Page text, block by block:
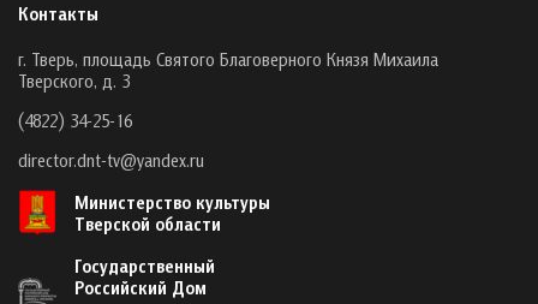
Контакты
г. Тверь, площадь Святого Благоверного Князя Михаила
Тверского, д. 3
(4822) 34-25-16
director.dnt-tv@yandex.ru
Министерство культуры
Тверской области
Государственный
Российский Дом